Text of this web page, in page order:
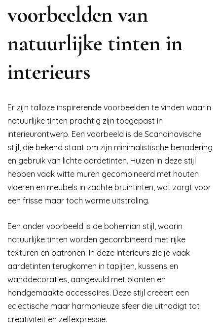
voorbeelden van
natuurlijke tinten in
interieurs
Er zijn talloze inspirerende voorbeelden te vinden waarin
natuurlijke tinten prachtig zijn toegepast in
interieurontwerp. Een voorbeeld is de Scandinavische
stijl, die bekend staat om zijn minimalistische benadering
en gebruik van lichte aardetinten. Huizen in deze stijl
hebben vaak witte muren gecombineerd met houten
vloeren en meubels in zachte bruintinten, wat zorgt voor
een frisse maar toch warme uitstraling.
Een ander voorbeeld is de bohemian stijl, waarin
natuurlijke tinten worden gecombineerd met rijke
texturen en patronen. In deze interieurs zie je vaak
aardetinten terugkomen in tapijten, kussens en
wanddecoraties, aangevuld met planten en
handgemaakte accessoires. Deze stijl creëert een
eclectische maar harmonieuze sfeer die uitnodigt tot
creativiteit en zelfexpressie.